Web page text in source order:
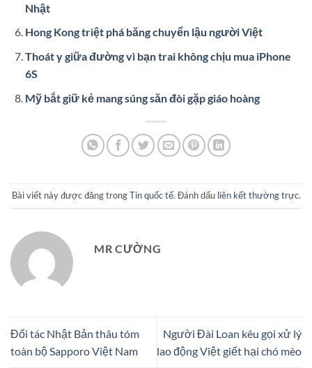
Nhật
Hong Kong triệt phá băng chuyển lậu người Việt
Thoát y giữa đường vì bạn trai không chịu mua iPhone
6S
Mỹ bắt giữ kẻ mang súng săn đòi gặp giáo hoàng
Bài viết này được đăng trongTin quốc tế. Đánh dấu liên kết thường trực.
MR CƯỜNG
Đối tác Nhật Bản thâu tóm
toàn bộ Sapporo Việt Nam
Người Đài Loan kêu gọi xử lý
lao động Việt giết hại chó mèo